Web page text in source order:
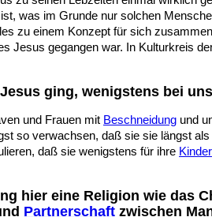
was im Grunde nur solchen
zu einem Konzept für sich
Jesus gegangen war. In Kulturkreis
ging, wenigstens bei
und Frauen mit Beschneidung und
so verwachsen, daß sie sie längst als
daß sie wenigstens für ihre Kinder
hier eine Religion wie das
Partnerschaft zwischen